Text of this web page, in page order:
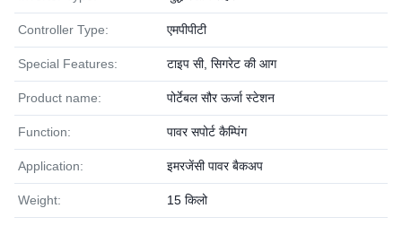
Controller Type: एमपीपीटी
Special Features: टाइप सी, सिगरेट की आग
Product name: पोर्टेबल सौर ऊर्जा स्टेशन
Function: पावर सपोर्ट कैम्पिंग
Application: इमरजेंसी पावर बैकअप
Weight: 15 किलो